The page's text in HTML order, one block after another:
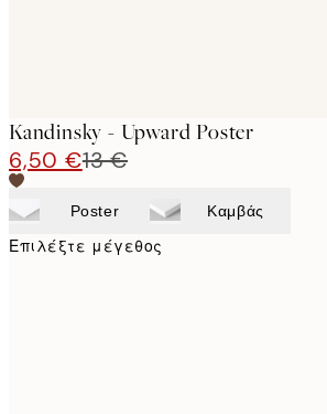
Kandinsky - Upward Poster
6,50 €13 €
Poster Καμβάς
Επιλέξτε μέγεθος